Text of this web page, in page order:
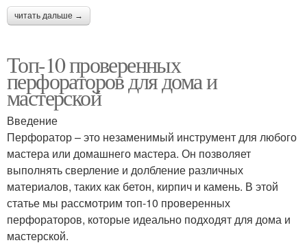
читать дальше →
Топ-10 проверенных
перфораторов для дома и
мастерской
Введение
Перфоратор – это незаменимый инструмент для любого
мастера или домашнего мастера. Он позволяет
выполнять сверление и долбление различных
материалов, таких как бетон, кирпич и камень. В этой
статье мы рассмотрим топ-10 проверенных
перфораторов, которые идеально подходят для дома и
мастерской.